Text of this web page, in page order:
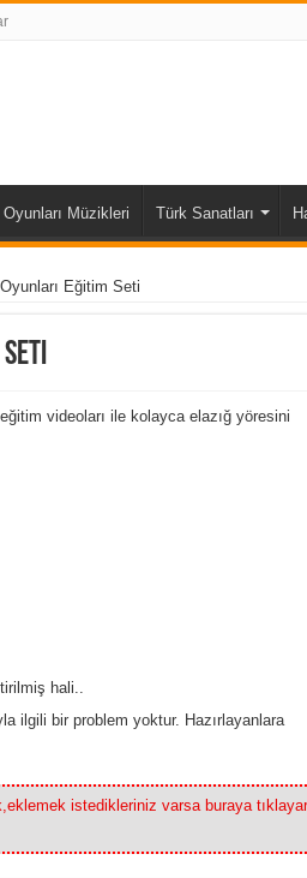
Oyunları Müzikleri Türk Sanatları
Eğitim Seti
videoları ile kolayca elazığ yöresini
hali..
ilgili bir problem yoktur. Hazırlayanlara
istedikleriniz varsa buraya